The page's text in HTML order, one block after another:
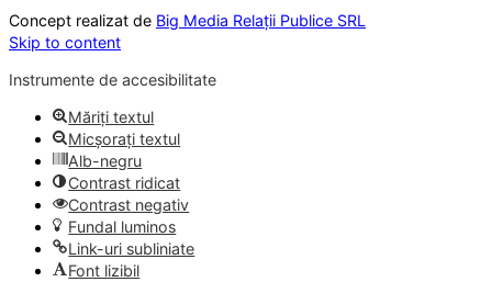
Concept realizat de Big Media Relații Publice SRL
Skip to content
Instrumente de accesibilitate
Măriți textul
Micșorați textul
Alb-negru
Contrast ridicat
Contrast negativ
Fundal luminos
Link-uri subliniate
Font lizibil